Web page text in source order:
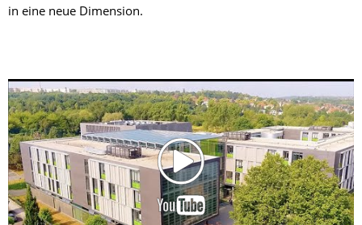
in eine neue Dimension.